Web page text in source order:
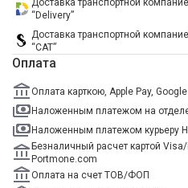
Доставка транспортной
“Delivery”
Доставка транспортной
“САТ”
Оплата
Оплата карткою, Apple Pay,
Наложенным платежом на
Наложенным платежом курьеру
Безналичный расчет картой
Portmone.com
Оплата на счет ТОВ/ФОП